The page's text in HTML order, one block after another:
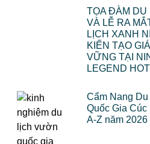
TỌA ĐÀM DU
VÀ LỄ RA
LỊCH XANH
KIẾN TẠO
VỮNG TẠI
LEGEND
Cẩm Nang
Quốc Gia
A-Z năm 2026